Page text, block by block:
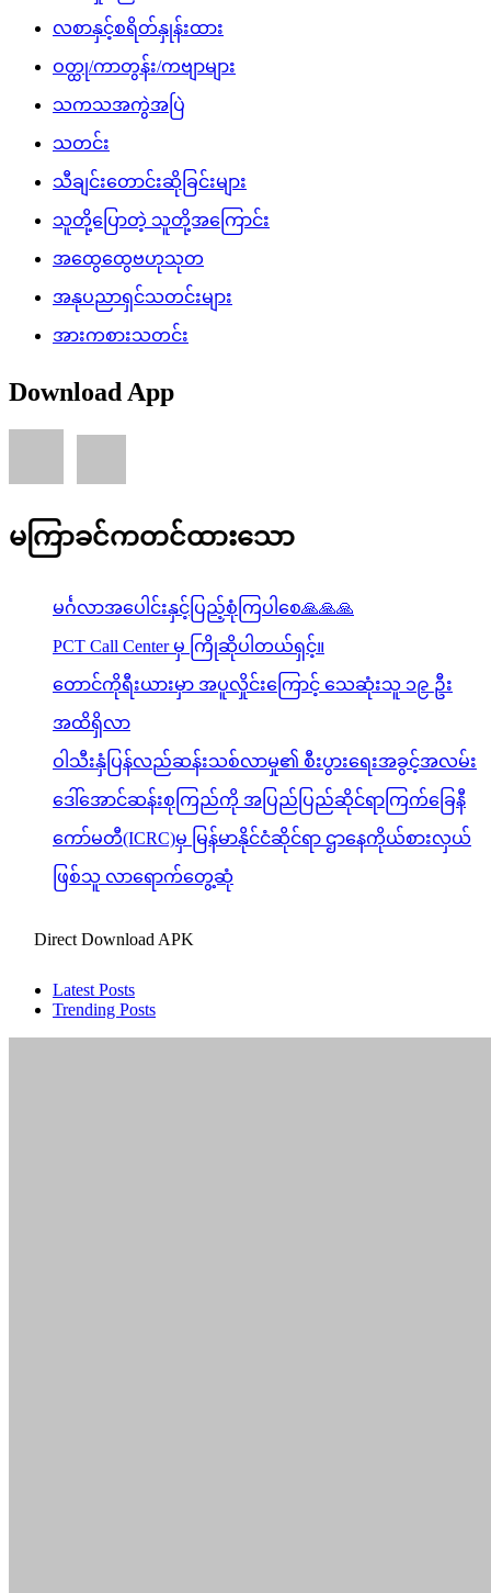
လစာနှင့်စရိတ်နှုန်းထား
ဝတ္ထု/ကာတွန်း/ကဗျာများ
သကသအကွဲအပြဲ
သတင်း
သီချင်းတောင်းဆိုခြင်းများ
သူတို့ပြောတဲ့ သူတို့အကြောင်း
အထွေထွေဗဟုသုတ
အနုပညာရှင်သတင်းများ
အားကစားသတင်း
Download App
မကြာခင်ကတင်ထားသော
မင်္ဂလာအပေါင်းနှင့်ပြည့်စုံကြပါစေ🙏🙏🙏
PCT Call Center မှ ကြိုဆိုပါတယ်ရှင့်။
တောင်ကိုရီးယားမှာ အပူလှိုင်းကြောင့် သေဆုံးသူ ၁၉ ဦး
အထိရှိလာ
ဝါသီးနှံပြန်လည်ဆန်းသစ်လာမှု၏ စီးပွားရေးအခွင့်အလမ်း
ဒေါ်အောင်ဆန်းစုကြည်ကို အပြည်ပြည်ဆိုင်ရာကြက်ခြေနီ
ကော်မတီ(ICRC)မှ မြန်မာနိုင်ငံဆိုင်ရာ ဌာနေကိုယ်စားလှယ်
ဖြစ်သူ လာရောက်တွေ့ဆုံ
Direct Download APK
Latest Posts
Trending Posts